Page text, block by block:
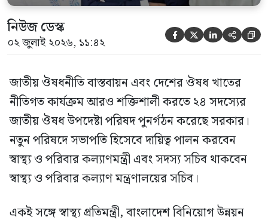
নিউজ ডেস্ক
০২ জুলাই ২০২৬, ১১:৪২     
জাতীয় ঔষধনীতি বাস্তবায়ন এবং দেশের ঔষধ খাতের
নীতিগত কার্যক্রম আরও শক্তিশালী করতে ২৪ সদস্যের
জাতীয় ঔষধ উপদেষ্টা পরিষদ পুনর্গঠন করেছে সরকার।
নতুন পরিষদে সভাপতি হিসেবে দায়িত্ব পালন করবেন
স্বাস্থ্য ও পরিবার কল্যাণমন্ত্রী এবং সদস্য সচিব থাকবেন
স্বাস্থ্য ও পরিবার কল্যাণ মন্ত্রণালয়ের সচিব।
একই সঙ্গে স্বাস্থ্য প্রতিমন্ত্রী, বাংলাদেশ বিনিয়োগ উন্নয়ন